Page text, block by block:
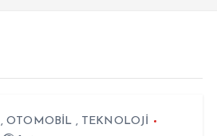
,OTOMOBİL , TEKNOLOJİ